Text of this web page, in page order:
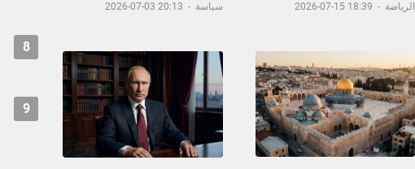
الرياضة -
18:39 15-07-2026 سياسة -
20:13 03-07-2026
8
9